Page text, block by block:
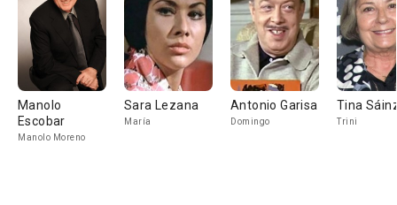
Manolo
Escobar
Manolo Moreno
Sara Lezana
María
Antonio Garisa
Domingo
Tina
Trini